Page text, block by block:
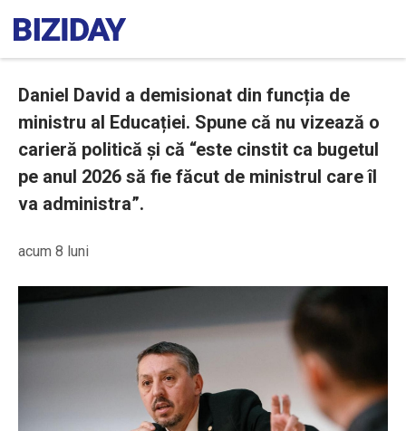
Daniel David a demisionat din funcția de
ministru al Educației. Spune că nu vizează o
carieră politică și că “este cinstit ca bugetul
pe anul 2026 să fie făcut de ministrul care îl
va administra”.
acum 8 luni